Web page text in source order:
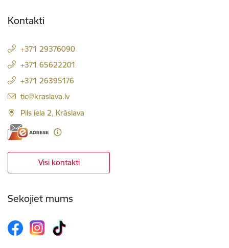
Kontakti
+371 29376090
+371 65622201
+371 26395176
E-pasts:
tic@kraslava.lv
Pils iela 2, Krāslava
Visi kontakti
Sekojiet mums